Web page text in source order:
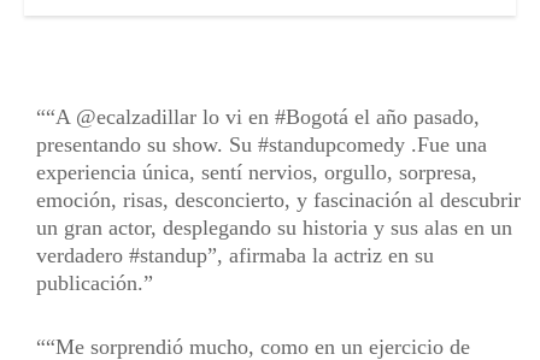
“A @ecalzadillar lo vi en #Bogotá el año pasado,
presentando su show. Su #standupcomedy .Fue una
experiencia única, sentí nervios, orgullo, sorpresa,
emoción, risas, desconcierto, y fascinación al descubrir
un gran actor, desplegando su historia y sus alas en un
verdadero #standup”, afirmaba la actriz en su
publicación.
“Me sorprendió mucho, como en un ejercicio de